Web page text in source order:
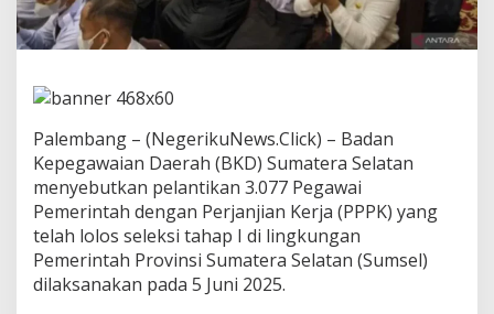
P
K
e
l
D
i
a
n
t
Palembang – (NegerikuNews.Click) – Badan
Kepegawaian Daerah (BKD) Sumatera Selatan
menyebutkan pelantikan 3.077 Pegawai
Pemerintah dengan Perjanjian Kerja (PPPK) yang
telah lolos seleksi tahap I di lingkungan
Pemerintah Provinsi Sumatera Selatan (Sumsel)
dilaksanakan pada 5 Juni 2025.